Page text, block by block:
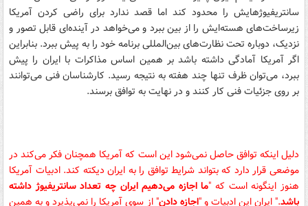
سانتریفیوژهایش را محدود کند اما قصد ندارد برای راضی کردن آمریکا
زیرساخت‌های هسته‌ایش را از بین ببرد و می‌خواهد در آینده‌ای قابل تصور و
نزدیک، دوباره تحت نظارت‌های بین‌المللی برنامه خود را به پیش ببرد. بنابراین
اگر آمریکا آمادگی داشته باشد بر همین اساس مذاکرات با ایران را پیش
ببرد، می‌توان ظرف تنها چند هفته به نتیجه رسید. کارشناسان فنی می‌توانند
بر روی جزئیات فنی کار کنند و در نهایت به توافق برسند.
دلیل اینکه توافق حاصل نمی‌شود این است که آمریکا همچنان فکر می‌کند در
موضعی قرار دارد که بتواند شرایط توافق را به ایران دیکته کند. ادبیات آمریکا
هنوز اینگونه است که "ما اجازه می‌دهیم ایران چه تعداد سانتریفیوژ داشته
باشد." ایران این ادبیات و "اجازه دادن" از سوی آمریکا را نمی‌پذیرد و به همین